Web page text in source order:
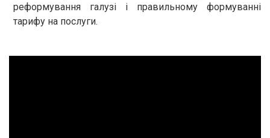
реформування галузі і правильному формуванні
тарифу на послуги.